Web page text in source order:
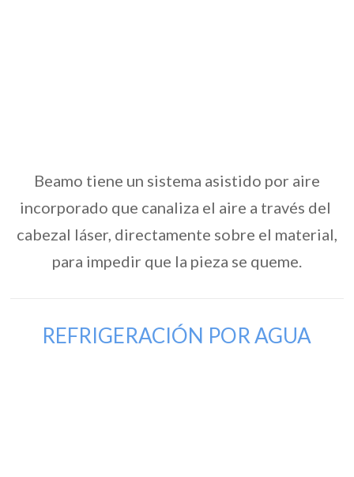
Beamo tiene un sistema asistido por aire
incorporado que canaliza el aire a través del
cabezal láser, directamente sobre el material,
para impedir que la pieza se queme.
REFRIGERACIÓN POR AGUA